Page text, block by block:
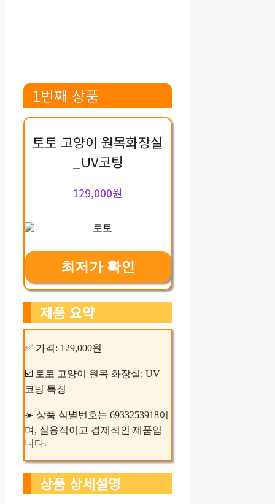
1번째 상품
토토 고양이 원목화장실
_UV코팅
129,000원
최저가 확인
제품 요약
✅ 가격: 129,000원
☑️ 토토 고양이 원목 화장실: UV
코팅 특징
☀️ 상품 식별번호는 6933253918이
며, 실용적이고 경제적인 제품입
니다.
상품 상세설명